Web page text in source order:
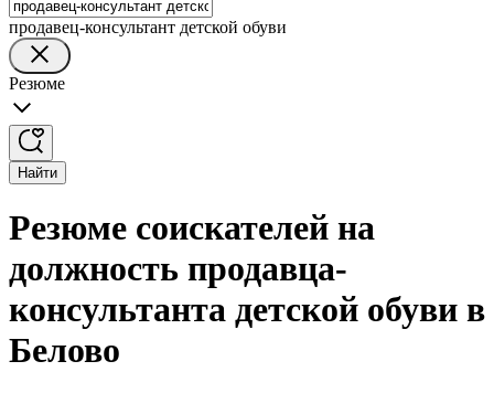
продавец-консультант детской обуви
Резюме
Найти
Резюме соискателей на
должность продавца-
консультанта детской обуви в
Белово